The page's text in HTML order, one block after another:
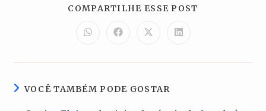
COMPARTILHE ESSE POST
Abre
em
nova
Abre
em
nova
Abre
em
nova
Abre
em
nova
VOCÊ TAMBÉM PODE GOSTAR